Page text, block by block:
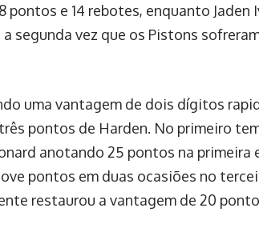
pontos e 14 rebotes, enquanto Jaden
segunda vez que os Pistons
uma vantagem de dois dígitos
pontos de Harden. No primeiro
anotando 25 pontos na
pontos em duas ocasiões no
restaurou a vantagem de 20